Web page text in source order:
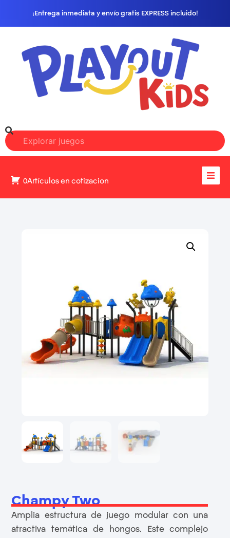
¡Entrega inmediata y envío gratis EXPRESS incluido!
0Artículos en cotizacion
Champy Two
Amplia estructura de juego modular con una
atractiva temática de hongos. Este complejo